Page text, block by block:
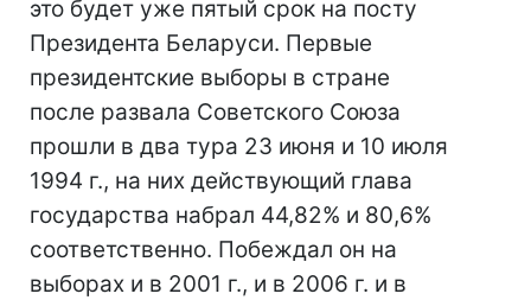
это будет уже пятый срок на посту
Президента Беларуси. Первые
президентские выборы в стране
после развала Советского Союза
прошли в два тура 23 июня и 10 июля
1994 г., на них действующий глава
государства набрал 44,82% и 80,6%
соответственно. Побеждал он на
выборах и в 2001 г., и в 2006 г. и в